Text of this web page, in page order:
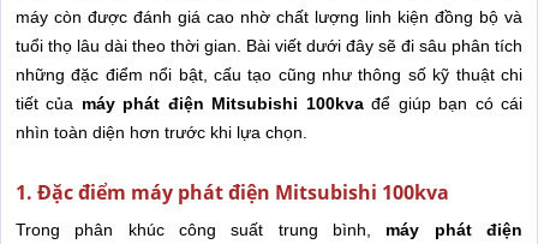
máy còn được đánh giá cao nhờ chất lượng linh kiện đồng bộ và
tuổi thọ lâu dài theo thời gian. Bài viết dưới đây sẽ đi sâu phân tích
những đặc điểm nổi bật, cấu tạo cũng như thông số kỹ thuật chi
tiết của máy phát điện Mitsubishi 100kvađể giúp bạn có cái
nhìn toàn diện hơn trước khi lựa chọn.
1. Đặc điểm máy phát điện Mitsubishi 100kva
Trong phân khúc công suất trung bình, máy phát điện